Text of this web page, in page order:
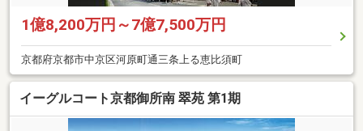
1億8,200万円～7億7,500万円
京都府京都市中京区河原町通三条上る恵比須町
イーグルコート京都御所南 翠苑 第1期